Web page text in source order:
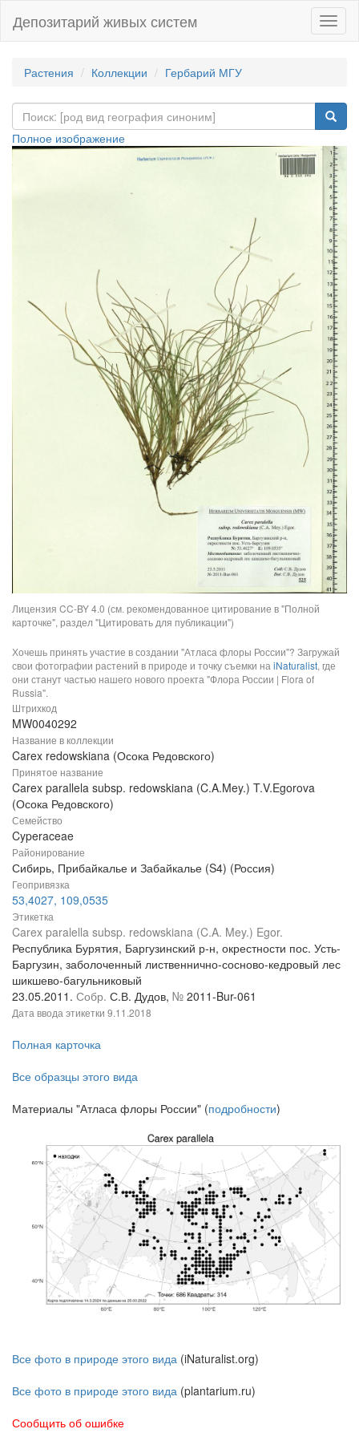
Депозитарий живых систем
Растения Коллекции Гербарий МГУ
Полное изображение
Лицензия CC-BY 4.0 (см. рекомендованное цитирование в "Полной
карточке", раздел "Цитировать для публикации")
Хочешь принять участие в создании "Атласа флоры России"? Загружай
свои фотографии растений в природе и точку съемки наiNaturalist, где
они станут частью нашего нового проекта "Флора России | Flora of
Russia".
Штрихкод
MW0040292
Название в коллекции
Carex redowskiana (Осока Редовского)
Принятое название
Carex parallela subsp. redowskiana (C.A.Mey.) T.V.Egorova
(Осока Редовского)
Семейство
Cyperaceae
Районирование
Сибирь, Прибайкалье и Забайкалье (S4) (Россия)
Геопривязка
53,4027, 109,0535
Этикетка
Carex paralella subsp. redowskiana (C.A. Mey.) Egor.
Республика Бурятия, Баргузинский р-н, окрестности пос. Усть-
Баргузин, заболоченный лиственнично-сосново-кедровый лес
шикшево-багульниковый
23.05.2011. Собр. С.В. Дудов, № 2011-Bur-061
Дата ввода этикетки 9.11.2018
Полная карточка
Все образцы этого вида
Материалы "Атласа флоры России" (подробности)
Все фото в природе этого вида (iNaturalist.org)
Все фото в природе этого вида (plantarium.ru)
Сообщить об ошибке